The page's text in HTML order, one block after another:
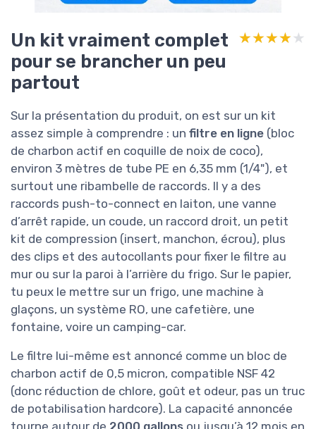
Un kit vraiment complet
pour se brancher un peu
partout
★★★★★
★★★★★
Sur la présentation du produit, on est sur un kit
assez simple à comprendre : un filtre en ligne (bloc
de charbon actif en coquille de noix de coco),
environ 3 mètres de tube PE en 6,35 mm (1/4"), et
surtout une ribambelle de raccords. Il y a des
raccords push-to-connect en laiton, une vanne
d’arrêt rapide, un coude, un raccord droit, un petit
kit de compression (insert, manchon, écrou), plus
des clips et des autocollants pour fixer le filtre au
mur ou sur la paroi à l’arrière du frigo. Sur le papier,
tu peux le mettre sur un frigo, une machine à
glaçons, un système RO, une cafetière, une
fontaine, voire un camping-car.
Le filtre lui-même est annoncé comme un bloc de
charbon actif de 0,5 micron, compatible NSF 42
(donc réduction de chlore, goût et odeur, pas un truc
de potabilisation hardcore). La capacité annoncée